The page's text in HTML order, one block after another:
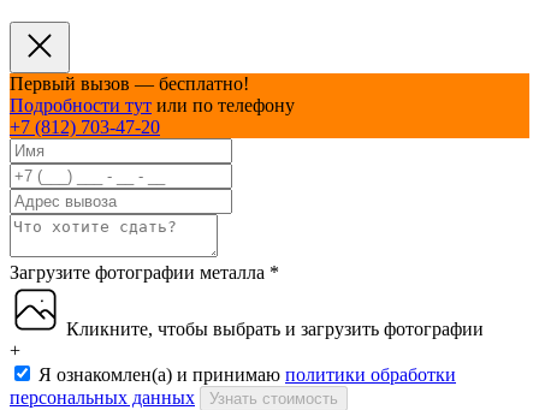
Первый вызов — бесплатно!
Подробности тут или по телефону
+7 (812) 703-47-20
Загрузите фотографии металла *
Кликните, чтобы выбрать и загрузить фотографии
+
Я ознакомлен(а) и принимаю политики обработки
персональных данных
Узнать стоимость